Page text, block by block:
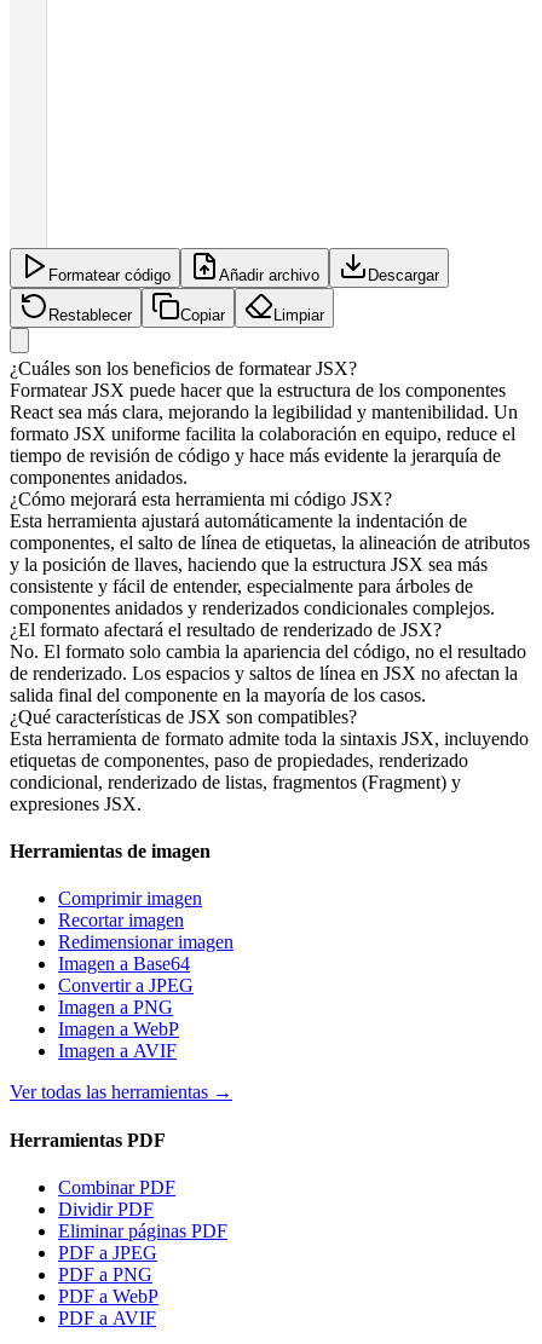
Formatear código Añadir archivo Descargar
Restablecer Copiar Limpiar
¿Cuáles son los beneficios de formatear JSX?
Formatear JSX puede hacer que la estructura de los componentes
React sea más clara, mejorando la legibilidad y mantenibilidad. Un
formato JSX uniforme facilita la colaboración en equipo, reduce el
tiempo de revisión de código y hace más evidente la jerarquía de
componentes anidados.
¿Cómo mejorará esta herramienta mi código JSX?
Esta herramienta ajustará automáticamente la indentación de
componentes, el salto de línea de etiquetas, la alineación de atributos
y la posición de llaves, haciendo que la estructura JSX sea más
consistente y fácil de entender, especialmente para árboles de
componentes anidados y renderizados condicionales complejos.
¿El formato afectará el resultado de renderizado de JSX?
No. El formato solo cambia la apariencia del código, no el resultado
de renderizado. Los espacios y saltos de línea en JSX no afectan la
salida final del componente en la mayoría de los casos.
¿Qué características de JSX son compatibles?
Esta herramienta de formato admite toda la sintaxis JSX, incluyendo
etiquetas de componentes, paso de propiedades, renderizado
condicional, renderizado de listas, fragmentos (Fragment) y
expresiones JSX.
Herramientas de imagen
Comprimir imagen
Recortar imagen
Redimensionar imagen
Imagen a Base64
Convertir a JPEG
Imagen a PNG
Imagen a WebP
Imagen a AVIF
Ver todas las herramientas →
Herramientas PDF
Combinar PDF
Dividir PDF
Eliminar páginas PDF
PDF a JPEG
PDF a PNG
PDF a WebP
PDF a AVIF